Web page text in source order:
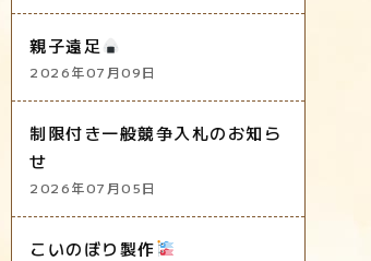
親子遠足
2026年07月09日
制限付き一般競争入札のお知ら
せ
2026年07月05日
こいのぼり製作